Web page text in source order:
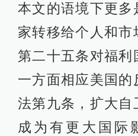
本文的语境下更多
家转移给个人和
第二十五条对福利
一方面相应美国
法第九条，扩大自
成为有更大国际